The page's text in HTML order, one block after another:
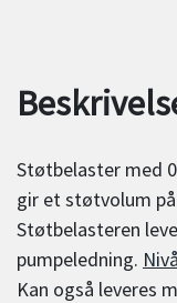
Støtbelaster med
gir et støtvolum
Støtbelasteren
pumpeledning.
Kan også leveres